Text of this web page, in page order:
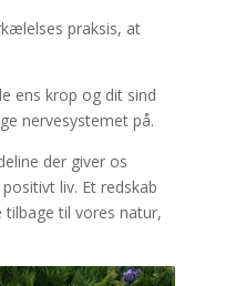
praksis, at
ens krop og dit sind
nervesystemet på.
der giver os
liv. Et redskab
til vores natur,